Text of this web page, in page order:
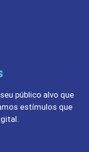
público alvo que
estímulos que